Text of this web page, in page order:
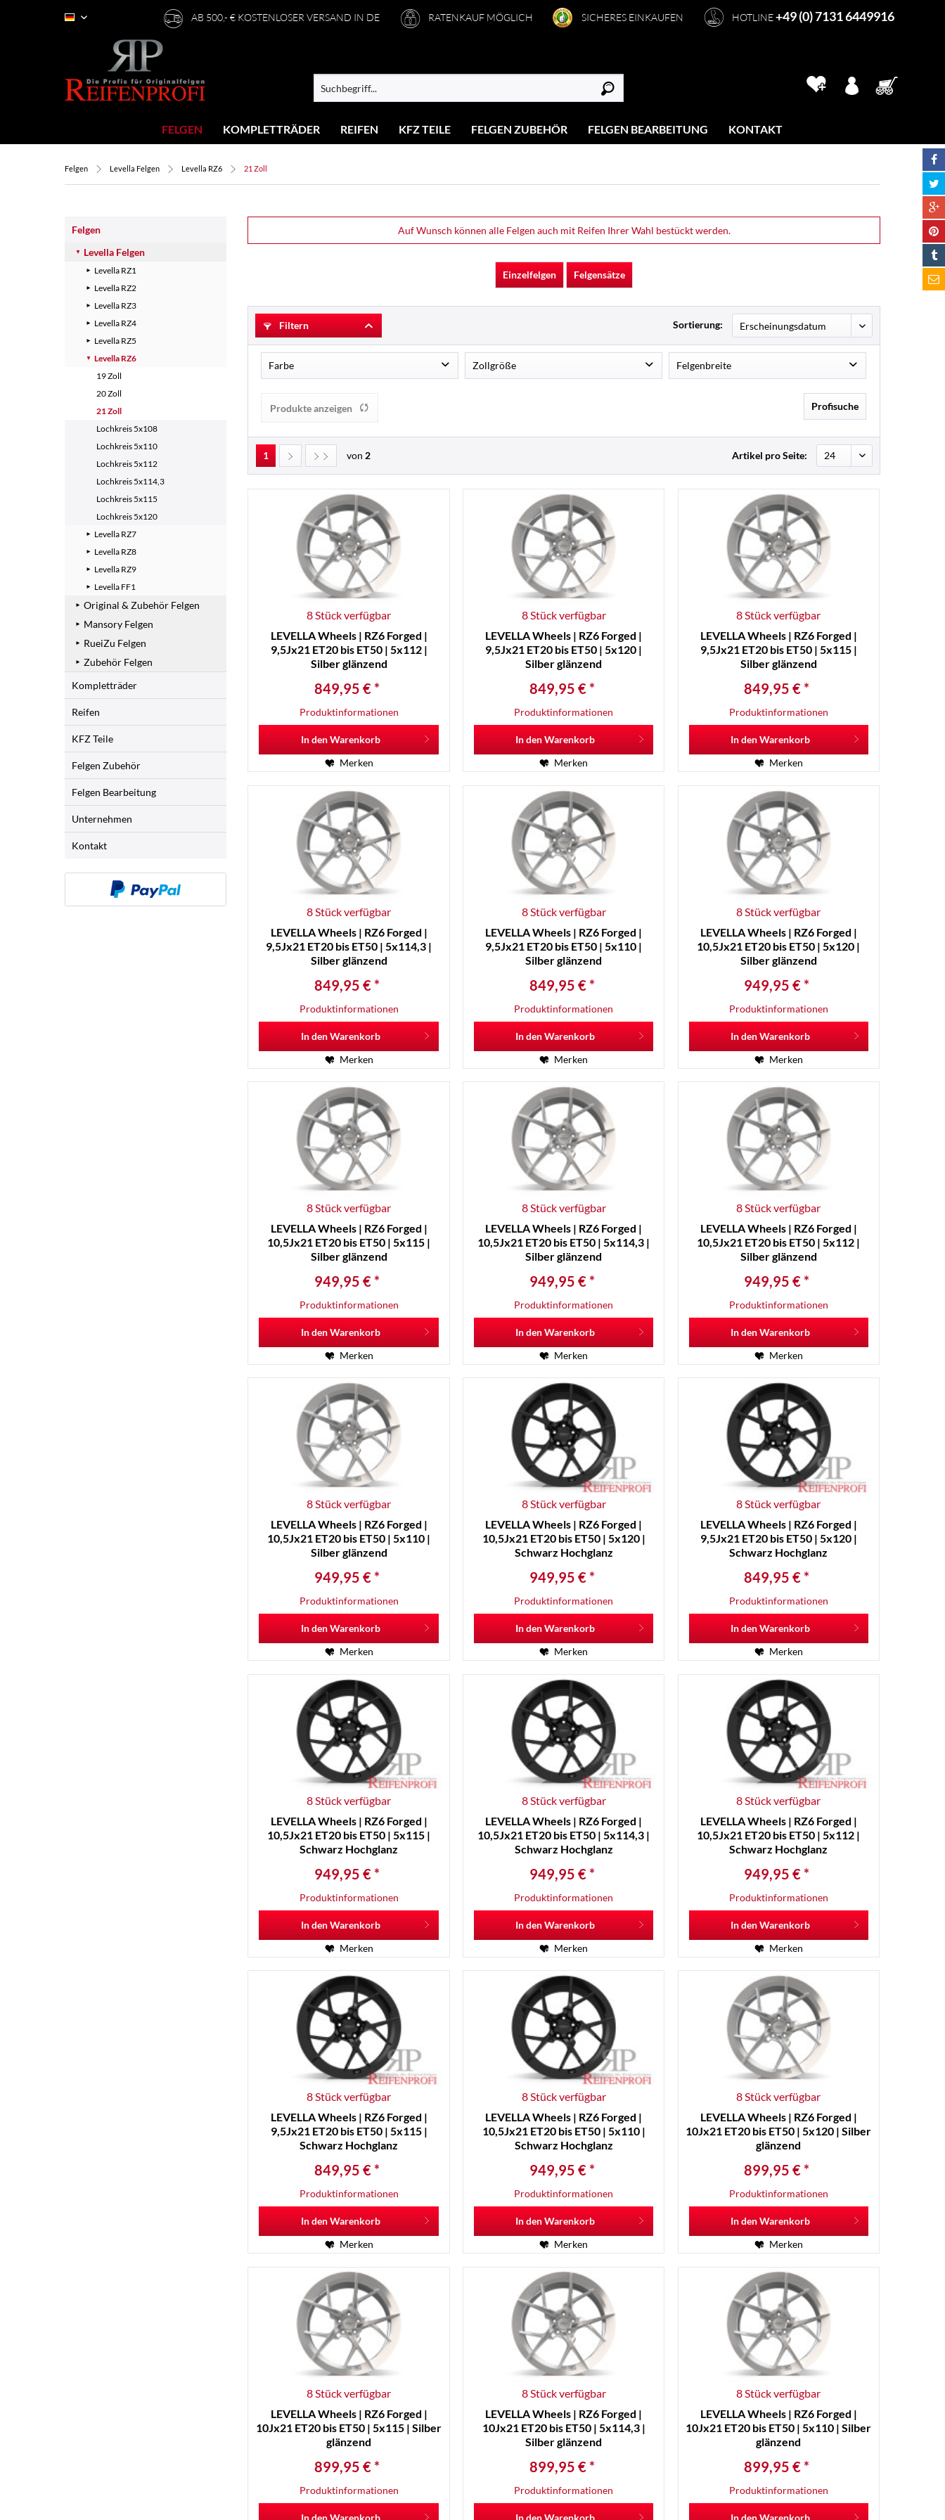
AB 500,- € KOSTENLOSER VERSAND IN DE RATENKAUF MÖGLICH SICHERES EINKAUFEN HOTLINE+49 (0) 7131 6449916
Deutsch
FELGEN KOMPLETTRÄDER REIFEN KFZ TEILE FELGEN ZUBEHÖR FELGEN BEARBEITUNG KONTAKT
Felgen Levella Felgen Levella RZ6 21 Zoll
Felgen
Levella Felgen
Levella RZ1
Levella RZ2
Levella RZ3
Levella RZ4
Levella RZ5
Levella RZ6
19 Zoll
20 Zoll
21 Zoll
Lochkreis 5x108
Lochkreis 5x110
Lochkreis 5x112
Lochkreis 5x114,3
Lochkreis 5x115
Lochkreis 5x120
Levella RZ7
Levella RZ8
Levella RZ9
Levella FF1
Original & Zubehör Felgen
Mansory Felgen
RueiZu Felgen
Zubehör Felgen
Kompletträder
Reifen
KFZ Teile
Felgen Zubehör
Felgen Bearbeitung
Unternehmen
Kontakt
Auf Wunsch können alle Felgen auch mit Reifen Ihrer Wahl bestückt werden.
Einzelfelgen Felgensätze
Filtern Sortierung:
Farbe
Silber glänzend
Zollgröße Felgenbreite
10J 12
Produkte anzeigen Profisuche
1 von 2 Artikel pro Seite:
8 Stück verfügbar
LEVELLA Wheels | RZ6 Forged |
9,5Jx21 ET20 bis ET50 | 5x112 |
Silber glänzend
849,95 € *
Produktinformationen
In den Warenkorb
Merken
8 Stück verfügbar
LEVELLA Wheels | RZ6 Forged |
9,5Jx21 ET20 bis ET50 | 5x120 |
Silber glänzend
849,95 € *
Produktinformationen
In denWarenkorb
Merken
8 Stück verfügbar
LEVELLA Wheels | RZ6 Forged |
9,5Jx21 ET20 bis ET50 | 5x115 |
Silber glänzend
849,95 € *
Produktinformationen
In denWarenkorb
Merken
8 Stück verfügbar
LEVELLA Wheels | RZ6 Forged |
9,5Jx21 ET20 bis ET50 | 5x114,3 |
Silber glänzend
849,95 € *
Produktinformationen
In den Warenkorb
Merken
8 Stück verfügbar
LEVELLA Wheels | RZ6 Forged |
9,5Jx21 ET20 bis ET50 | 5x110 |
Silber glänzend
849,95 € *
Produktinformationen
In denWarenkorb
Merken
8 Stück verfügbar
LEVELLA Wheels | RZ6 Forged |
10,5Jx21 ET20 bis ET50 | 5x120 |
Silber glänzend
949,95 € *
Produktinformationen
In denWarenkorb
Merken
8 Stück verfügbar
LEVELLA Wheels | RZ6 Forged |
10,5Jx21 ET20 bis ET50 | 5x115 |
Silber glänzend
949,95 € *
Produktinformationen
In den Warenkorb
Merken
8 Stück verfügbar
LEVELLA Wheels | RZ6 Forged |
10,5Jx21 ET20 bis ET50 | 5x114,3 |
Silber glänzend
949,95 € *
Produktinformationen
In denWarenkorb
Merken
8 Stück verfügbar
LEVELLA Wheels | RZ6 Forged |
10,5Jx21 ET20 bis ET50 | 5x112 |
Silber glänzend
949,95 € *
Produktinformationen
In denWarenkorb
Merken
8 Stück verfügbar
LEVELLA Wheels | RZ6 Forged |
10,5Jx21 ET20 bis ET50 | 5x110 |
Silber glänzend
949,95 € *
Produktinformationen
In den Warenkorb
Merken
8 Stück verfügbar
LEVELLA Wheels | RZ6 Forged |
10,5Jx21 ET20 bis ET50 | 5x120 |
Schwarz Hochglanz
949,95 € *
Produktinformationen
In denWarenkorb
Merken
8 Stück verfügbar
LEVELLA Wheels | RZ6 Forged |
9,5Jx21 ET20 bis ET50 | 5x120 |
Schwarz Hochglanz
849,95 € *
Produktinformationen
In denWarenkorb
Merken
8 Stück verfügbar
LEVELLA Wheels | RZ6 Forged |
10,5Jx21 ET20 bis ET50 | 5x115 |
Schwarz Hochglanz
949,95 € *
Produktinformationen
In den Warenkorb
Merken
8 Stück verfügbar
LEVELLA Wheels | RZ6 Forged |
10,5Jx21 ET20 bis ET50 | 5x114,3 |
Schwarz Hochglanz
949,95 € *
Produktinformationen
In denWarenkorb
Merken
8 Stück verfügbar
LEVELLA Wheels | RZ6 Forged |
10,5Jx21 ET20 bis ET50 | 5x112 |
Schwarz Hochglanz
949,95 € *
Produktinformationen
In denWarenkorb
Merken
8 Stück verfügbar
LEVELLA Wheels | RZ6 Forged |
9,5Jx21 ET20 bis ET50 | 5x115 |
Schwarz Hochglanz
849,95 € *
Produktinformationen
In den Warenkorb
Merken
8 Stück verfügbar
LEVELLA Wheels | RZ6 Forged |
10,5Jx21 ET20 bis ET50 | 5x110 |
Schwarz Hochglanz
949,95 € *
Produktinformationen
In denWarenkorb
Merken
8 Stück verfügbar
LEVELLA Wheels | RZ6 Forged |
10Jx21 ET20 bis ET50 | 5x120 | Silber
glänzend
899,95 € *
Produktinformationen
In denWarenkorb
Merken
8 Stück verfügbar
LEVELLA Wheels | RZ6 Forged |
10Jx21 ET20 bis ET50 | 5x115 | Silber
glänzend
899,95 € *
Produktinformationen
In den Warenkorb
8 Stück verfügbar
LEVELLA Wheels | RZ6 Forged |
10Jx21 ET20 bis ET50 | 5x114,3 |
Silber glänzend
899,95 € *
Produktinformationen
In denWarenkorb
8 Stück verfügbar
LEVELLA Wheels | RZ6 Forged |
10Jx21 ET20 bis ET50 | 5x110 | Silber
glänzend
899,95 € *
Produktinformationen
In denWarenkorb